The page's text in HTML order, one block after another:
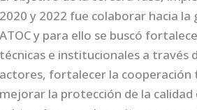
2020 y 2022 fue colaborar hacia la
ATOC y para ello se buscó
técnicas e institucionales a través
actores, fortalecer la
mejorar la protección de la calidad